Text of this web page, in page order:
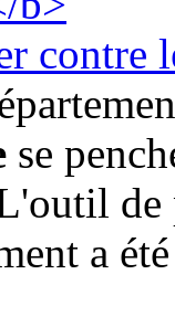
contre
se
de
a